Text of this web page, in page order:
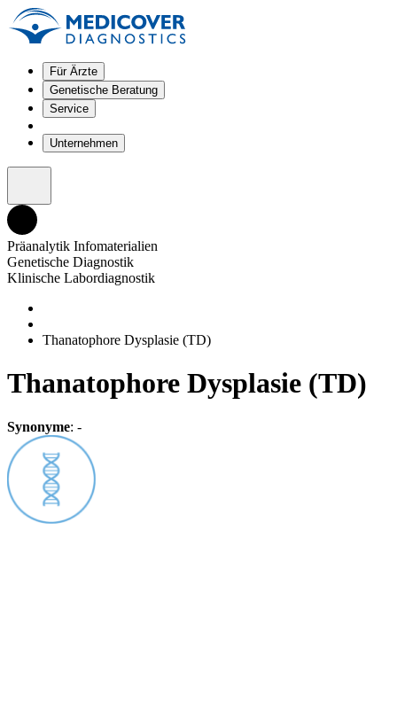
Für Ärzte
Genetische Beratung
Service
Unternehmen
Präanalytik Infomaterialien
Genetische Diagnostik
Klinische Labordiagnostik
Thanatophore Dysplasie (TD)
Thanatophore Dysplasie (TD)
Synonyme: -